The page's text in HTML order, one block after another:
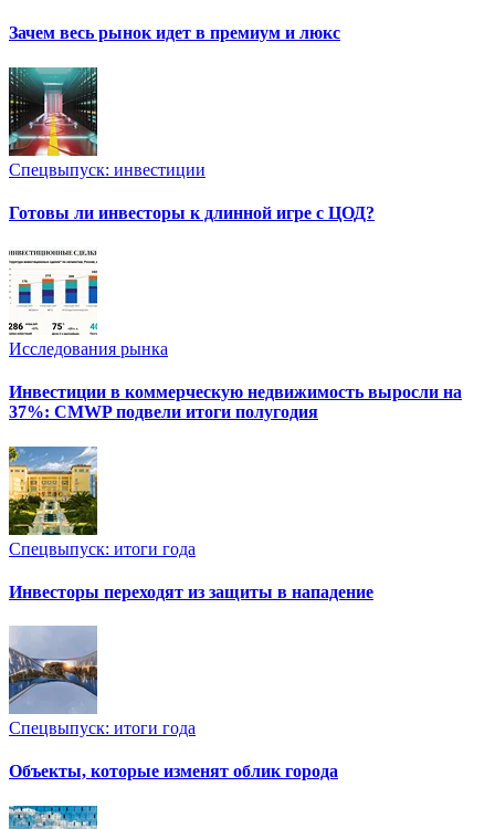
Зачем весь рынок идет в премиум и люкс
Спецвыпуск: инвестиции
Готовы ли инвесторы к длинной игре с ЦОД?
Исследования рынка
Инвестиции в коммерческую недвижимость выросли на
37%: CMWP подвели итоги полугодия
Спецвыпуск: итоги года
Инвесторы переходят из защиты в нападение
Спецвыпуск: итоги года
Объекты, которые изменят облик города